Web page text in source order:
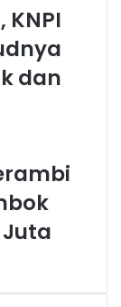
KNPI
dan
Juta